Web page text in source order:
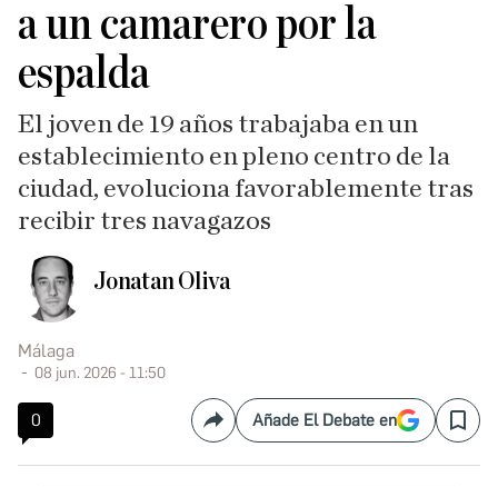
a un camarero por la
espalda
El joven de 19 años trabajaba en un
establecimiento en pleno centro de la
ciudad, evoluciona favorablemente tras
recibir tres navagazos
Jonatan Oliva
Málaga
08 jun. 2026 - 11:50
0 CompartirAñade El Debate en Save